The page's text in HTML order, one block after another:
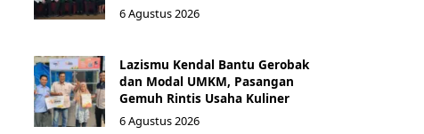
6 Agustus 2026
Lazismu Kendal Bantu Gerobak
dan Modal UMKM, Pasangan
Gemuh Rintis Usaha Kuliner
6 Agustus 2026